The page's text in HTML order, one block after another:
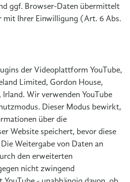
ggf. Browser-Daten übermittelt
mit Ihrer Einwilligung (Art. 6 Abs.
der Videoplattform YouTube,
Limited, Gordon House,
Wir verwenden YouTube
Dieser Modus bewirkt,
über die
Website speichert, bevor diese
Weitergabe von Daten an
den erweiterten
nicht zwingend